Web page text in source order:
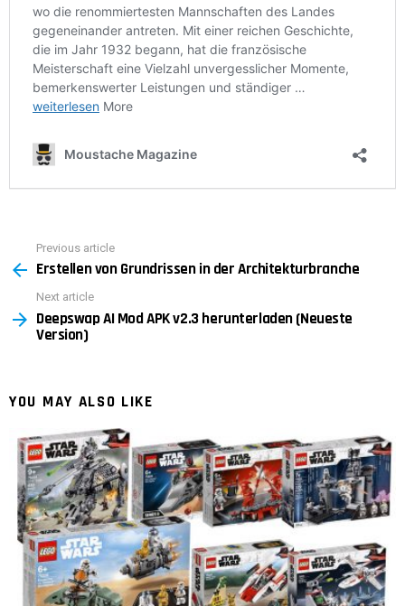
more
Previous article
Erstellen von Grundrissen in der Architekturbranche
Next article
Deepswap AI Mod APK v2.3 herunterladen (Neueste
Version)
YOU MAY ALSO LIKE